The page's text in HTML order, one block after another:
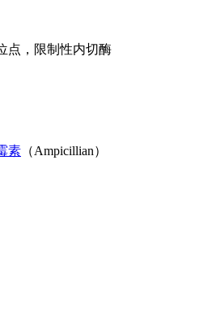
点，限制性内切酶
素 （Ampicillian）